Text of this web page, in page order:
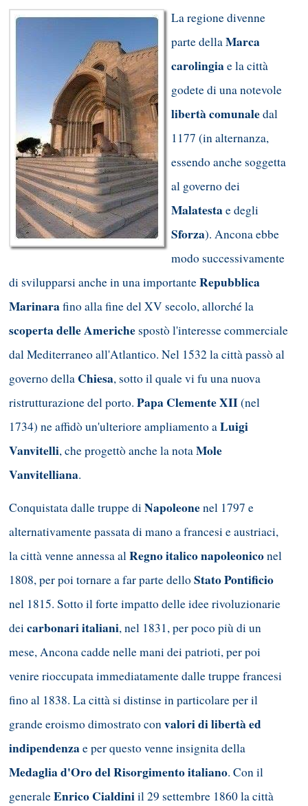
La regione divenne
parte dellaMarca
carolingiae la città
godete di una notevole
libertà comunaledal
1177 (in alternanza,
essendo anche soggetta
al governo dei
Malatestae degli
Sforza). Ancona ebbe
modo successivamente
di svilupparsi anche in una importanteRepubblica
Marinarafino alla fine del XV secolo, allorché la
scoperta delle Americhespostò l'interesse commerciale
dal Mediterraneo all'Atlantico. Nel 1532 la città passò al
governo della Chiesa, sotto il quale vi fu una nuova
ristrutturazione del porto. Papa Clemente XII(nel
1734) ne affidò un'ulteriore ampliamento aLuigi
Vanvitelli, che progettò anche la notaMole
Vanvitelliana.
Conquistata dalle truppe diNapoleonenel 1797 e
alternativamente passata di mano a francesi e austriaci,
la città venne annessa alRegno italico napoleoniconel
1808, per poi tornare a far parte delloStato Pontificio
nel 1815. Sotto il forte impatto delle idee rivoluzionarie
deicarbonariitaliani, nel 1831, per poco più di un
mese, Ancona cadde nelle mani dei patrioti, per poi
venire rioccupata immediatamente dalle truppe francesi
fino al 1838. La città si distinse in particolare per il
grande eroismo dimostrato convalori di libertà ed
indipendenzae per questo venne insignita della
Medaglia d'Oro del Risorgimento italiano. Con il
generaleEnrico Cialdiniil 29 settembre 1860 la città